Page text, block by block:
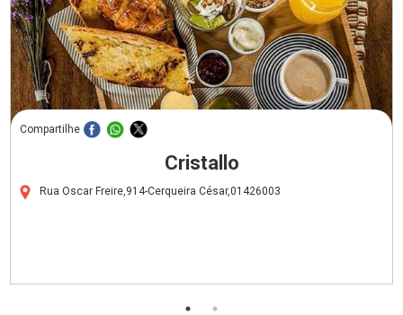
Compartilhe
Cristallo
Rua Oscar Freire,914-Cerqueira César,01426003